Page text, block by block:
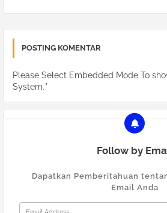
POSTING KOMENTAR
Please Select Embedded Mode To
System.*
Follow by
Dapatkan Pemberitahuan
Email Anda